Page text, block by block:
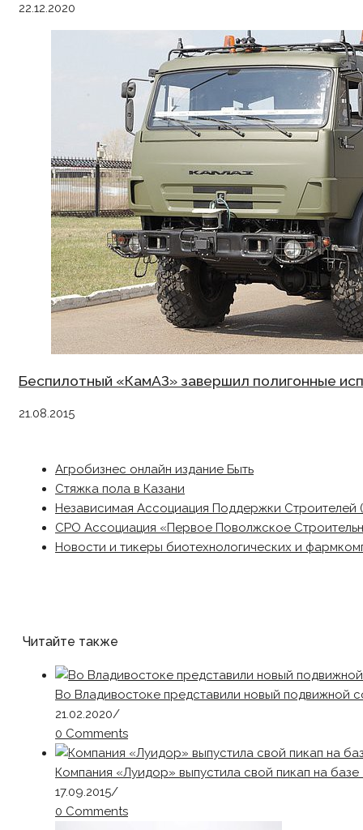
22.12.2020
Беспилотный «КамАЗ» завершил полигонные
21.08.2015
Агробизнес онлайн издание Быть
Стяжка пола в Казани
Независимая Ассоциация Поддержки Строителей
СРО Ассоциация «Первое Поволжское
Новости и тикеры биотехнологических и
Читайте также
Во Владивостоке представили новый подвижной
21.02.2020/
0 Comments
Компания «Луидор» выпустила свой пикап на базе
17.09.2015/
0 Comments